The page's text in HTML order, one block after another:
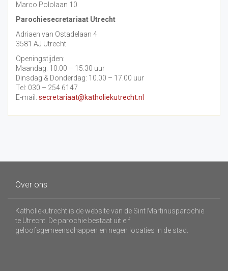
Marco Pololaan 10
Parochiesecretariaat Utrecht
Adriaen van Ostadelaan 4
3581 AJ Utrecht
Openingstijden:
Maandag: 10.00 – 15.30 uur
Dinsdag & Donderdag: 10.00 – 17.00 uur
Tel: 030 – 254 6147
E-mail: secretariaat@katholiekutrecht.nl
Over ons
Katholiekutrecht is de website van de Sint Martinusparochie
te Utrecht. De parochie bestaat uit elf
geloofsgemeenschappen en negen locaties in de stad.